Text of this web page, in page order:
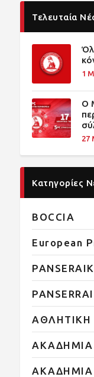
Τελευταία
1
O
27
Κατηγορίες
BOCCIA
European
ΑΚΑΔΗΜΙΑ